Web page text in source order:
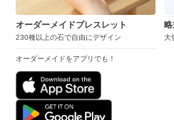
オーダーメイドブレスレット
230種以上の石で自由にデザイン
オーダーメイドをアプリでも！
大